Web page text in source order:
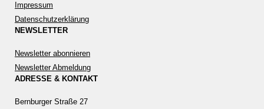
Impressum
Datenschutzerklärung
NEWSLETTER
Newsletter abonnieren
Newsletter Abmeldung
ADRESSE & KONTAKT
Bernburger Straße 27